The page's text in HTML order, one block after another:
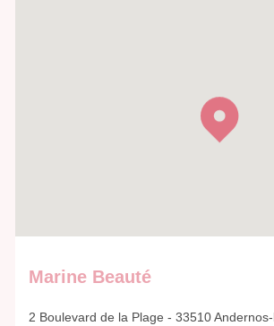
Marine Beauté
2 Boulevard de la Plage - 33510